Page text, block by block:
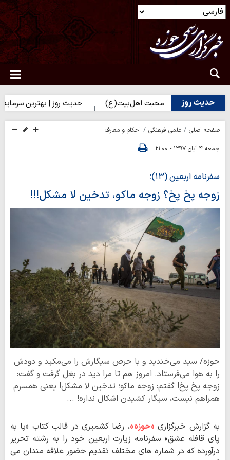
حدیث روز
شدن به محبت اهل‌بیت(ع) حدیث روز | بهترین سرمایه انسان
صفحه اصلی علمی فرهنگی
احکام و معارف
جمعه ۴ آبان ۱۳۹۷ - ۲۱:۰۰
سفرنامه اربعین (۱۳)؛
زوجه پخ پخ؟ زوجه ماکو، تدخین لا مشکل!!!
حوزه/ سید می‌خندید و با حرص سیگارش را می‌مکید و دودش
را به هوا می‌فرستاد. امروز هم تا مرا دید در بغل گرفت و گفت:
زوجه پخ پخ! گفتم: زوجه ماکو؛ تدخین لا مشکل! یعنی همسرم
همراهم نیست، سیگار کشیدن اشکال نداره! ...
به گزارش خبرگزاری «حوزه»، رضا کشمیری در قالب کتاب «پا به
پای قافله عشق» سفرنامه زیارت اربعین خود را به رشته تحریر
درآورده که در شماره های مختلف تقدیم حضور علاقه مندان می